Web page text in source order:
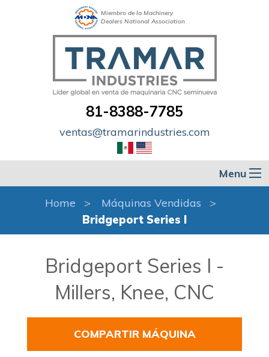
Miembro de la Machinery
Dealers National Association
81-8388-7785
ventas@tramarindustries.com
Menu
Home
Máquinas Vendidas
Bridgeport Series I
Bridgeport Series I -
Millers, Knee, CNC
COMPARTIR MÁQUINA